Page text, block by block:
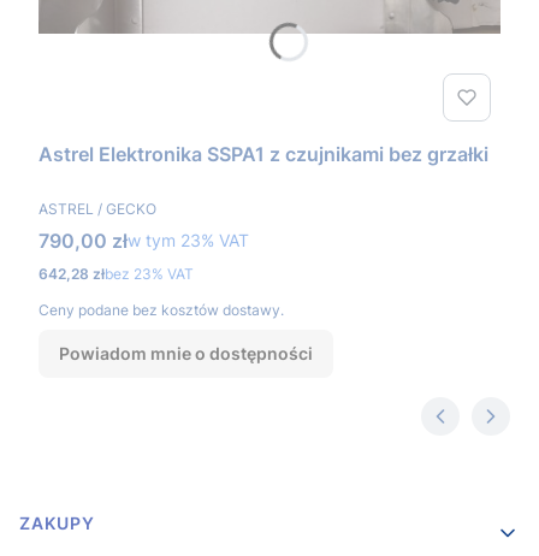
Astrel Elektronika SSPA1 z czujnikami bez grzałki
PRODUCENT
ASTREL / GECKO
Cena brutto
790,00 złw tym %s VAT
w tym 23% VAT
Cena netto
642,28 złbez 23% VAT
Ceny podane bez kosztów dostawy.
Powiadom mnie o dostępności
Linki w stopce
ZAKUPY